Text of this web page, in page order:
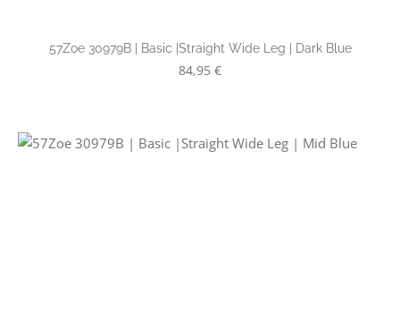
57Zoe 30979B | Basic |Straight Wide Leg | Dark Blue
Regulärer Preis:
84,95 €